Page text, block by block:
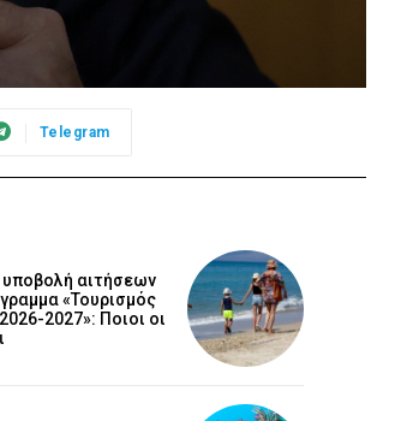
Telegram
υποβολή αιτήσεων
«Τουρισμός
2027»: Ποιοι οι